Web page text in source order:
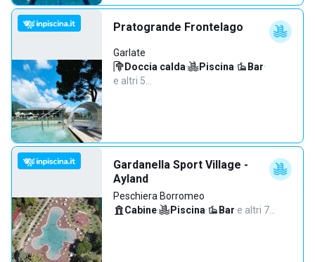
Pratogrande Frontelago
Garlate
Doccia calda· Piscina· Bar·
e altri 5…
Gardanella Sport Village -
Ayland
Peschiera Borromeo
Cabine· Piscina· Bar·e altri 7…